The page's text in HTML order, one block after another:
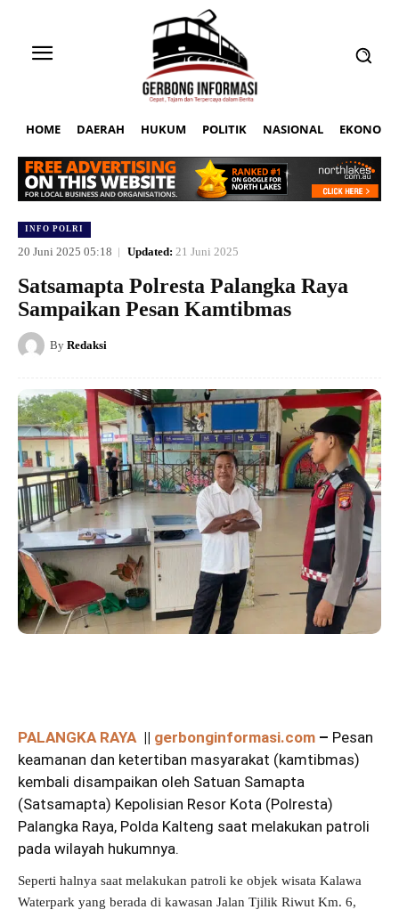
HOME DAERAH HUKUM POLITIK NASIONAL EKONOMI
INFO POLRI
20 Juni 2025 05:18 Updated: 21 Juni 2025
Satsamapta Polresta Palangka Raya
Sampaikan Pesan Kamtibmas
By Redaksi
PALANGKA RAYA || gerbonginformasi.com – Pesan
keamanan dan ketertiban masyarakat (kamtibmas)
kembali disampaikan oleh Satuan Samapta
(Satsamapta) Kepolisian Resor Kota (Polresta)
Palangka Raya, Polda Kalteng saat melakukan patroli
pada wilayah hukumnya.
Seperti halnya saat melakukan patroli ke objek wisata Kalawa
Waterpark yang berada di kawasan Jalan Tjilik Riwut Km. 6,